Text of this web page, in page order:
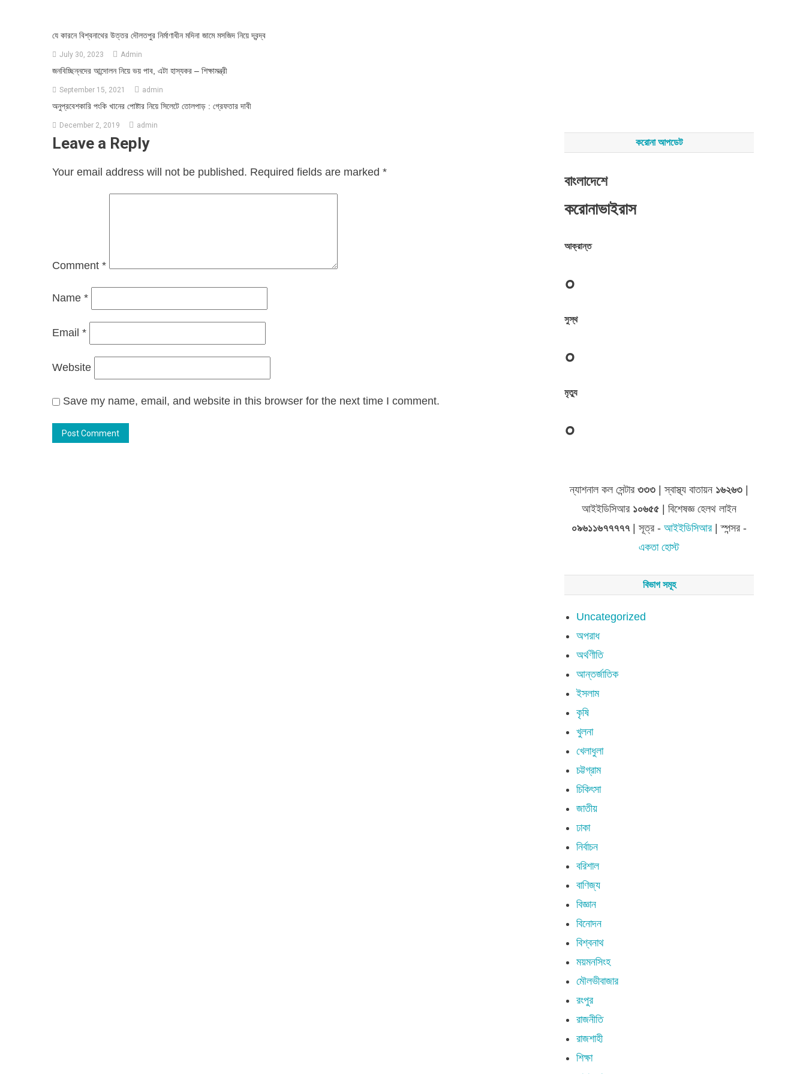
যে কারনে বিশ্বনাথের উত্তর দৌলতপুর নির্মাণাধীন মদিনা জামে মসজিদ নিয়ে দ্বন্দ্ব
July 30, 2023 Admin
জনবিচ্ছিন্নদের আন্দোলন নিয়ে ভয় পাব, এটা হাস্যকর – শিক্ষামন্ত্রী
September 15, 2021 admin
অনুপ্রবেশকারি পংকি খানের পোষ্টার নিয়ে সিলেটে তোলপাড় : গ্রেফতার দাবী
December 2, 2019 admin
Leave a Reply
Your email address will not be published. Required fields are marked *
Comment *
Name *
Email *
Website
Save my name, email, and website in this browser for the next time I comment.
করোনা আপডেট
বাংলাদেশে
করোনাভাইরাস
আক্রান্ত
০
সুস্থ
০
মৃত্যু
০
ন্যাশনাল কল সেন্টার৩৩৩ | স্বাস্থ্য বাতায়ন ১৬২৬৩
আইইডিসিআর ১০৬৫৫ | বিশেষজ্ঞ হেলথ লাইন
০৯৬১১৬৭৭৭৭৭| সূত্র -আইইডিসিআর| স্পন্সর -
একতা হোস্ট
বিভাগ সমূহ
Uncategorized
অপরাধ
অর্থণীতি
আন্তর্জাতিক
ইসলাম
কৃষি
খুলনা
খেলাধুলা
চট্টগ্রাম
চিকিৎসা
জাতীয়
ঢাকা
নির্বাচন
বরিশাল
বাণিজ্য
বিজ্ঞান
বিনোদন
বিশ্বনাথ
ময়মনসিংহ
মৌলভীবাজার
রংপুর
রাজনীতি
রাজশাহী
শিক্ষা